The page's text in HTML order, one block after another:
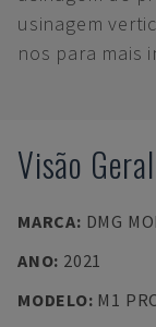
usinagem
nos para mais
Visão Geral
MARCA: DMG
ANO: 2021
MODELO: M1